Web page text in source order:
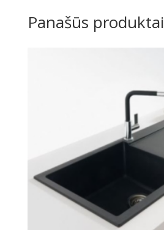
Panašūs produktai